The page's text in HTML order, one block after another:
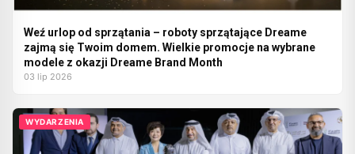
Weź urlop od sprzątania – roboty sprzątające Dreame
zajmą się Twoim domem. Wielkie promocje na wybrane
modele z okazji Dreame Brand Month
03 lip 2026
WYDARZENIA